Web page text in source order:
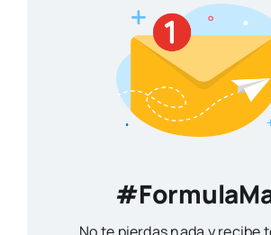
No te pierdas nada y recibe